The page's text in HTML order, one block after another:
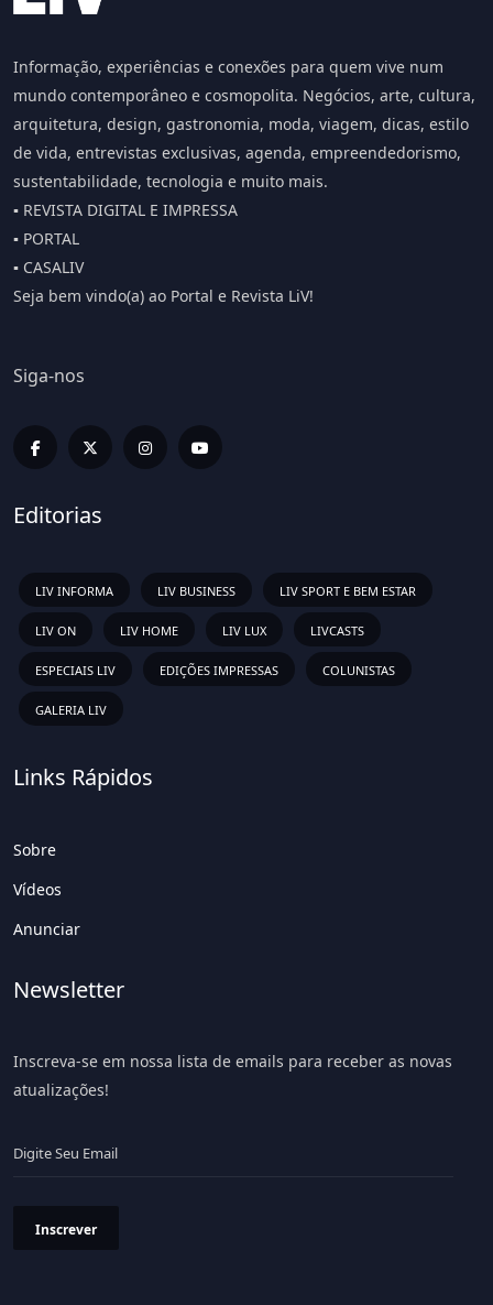
Informação, experiências e conexões para quem vive num
mundo contemporâneo e cosmopolita. Negócios, arte, cultura,
arquitetura, design, gastronomia, moda, viagem, dicas, estilo
de vida, entrevistas exclusivas, agenda, empreendedorismo,
sustentabilidade, tecnologia e muito mais.
▪️ REVISTA DIGITAL E IMPRESSA
▪️ PORTAL
▪️ CASALIV
Seja bem vindo(a) ao Portal e Revista LiV!
Siga-nos
Editorias
LIV INFORMA LIV BUSINESS LIV SPORT E BEM ESTAR
LIV ON LIV HOME LIV LUX LIVCASTS
ESPECIAIS LIV EDIÇÕES IMPRESSAS COLUNISTAS
GALERIA LIV
Links Rápidos
Sobre
Vídeos
Anunciar
Newsletter
Inscreva-se em nossa lista de emails para receber as novas
atualizações!
Inscrever